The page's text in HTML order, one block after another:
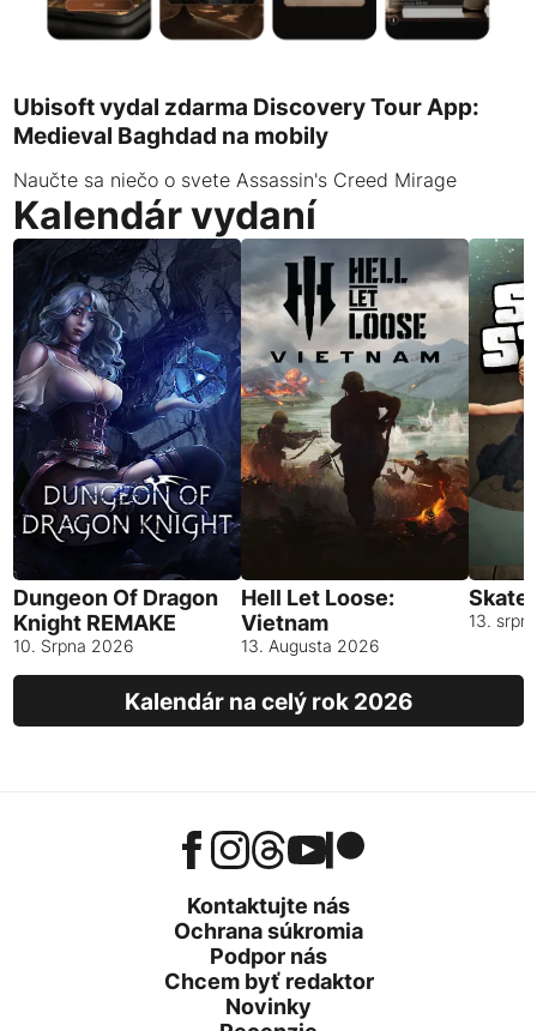
Ubisoft vydal zdarma Discovery Tour App:
Medieval Baghdad na mobily
Naučte sa niečo o svete Assassin's Creed Mirage
Kalendár vydaní
Dungeon Of Dragon
Knight REMAKE
10. Srpna 2026
Hell Let Loose:
Vietnam
13. Augusta 2026
13.
Kalendár na celý rok 2026
Kontaktujte nás
Ochrana súkromia
Podpor nás
Chcem byť redaktor
Novinky